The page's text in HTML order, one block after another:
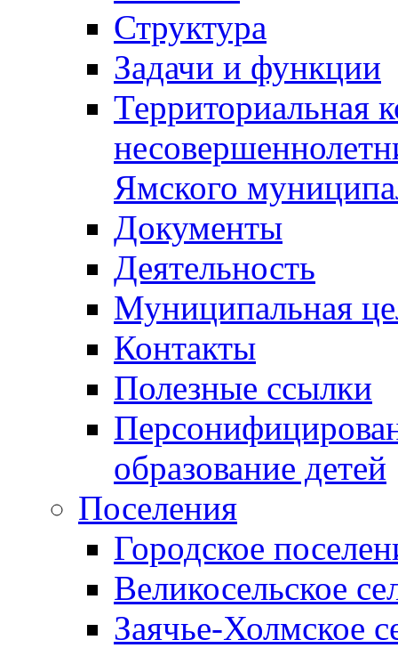
Структура
Задачи и функции
Территориальная
Ямского
Документы
Деятельность
Муниципальная
Контакты
Полезные ссылки
образование детей
Поселения
Городское
Великосельское
Заячье-Холмское